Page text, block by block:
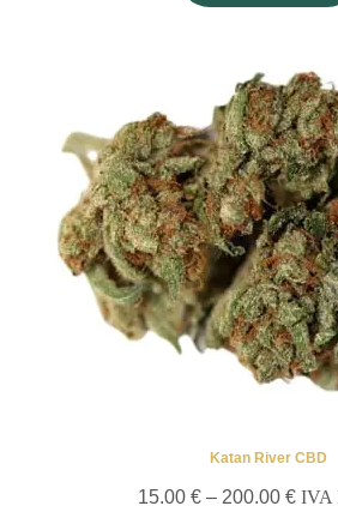
Katan River CBD
15.00 € – 200.00 € IVA